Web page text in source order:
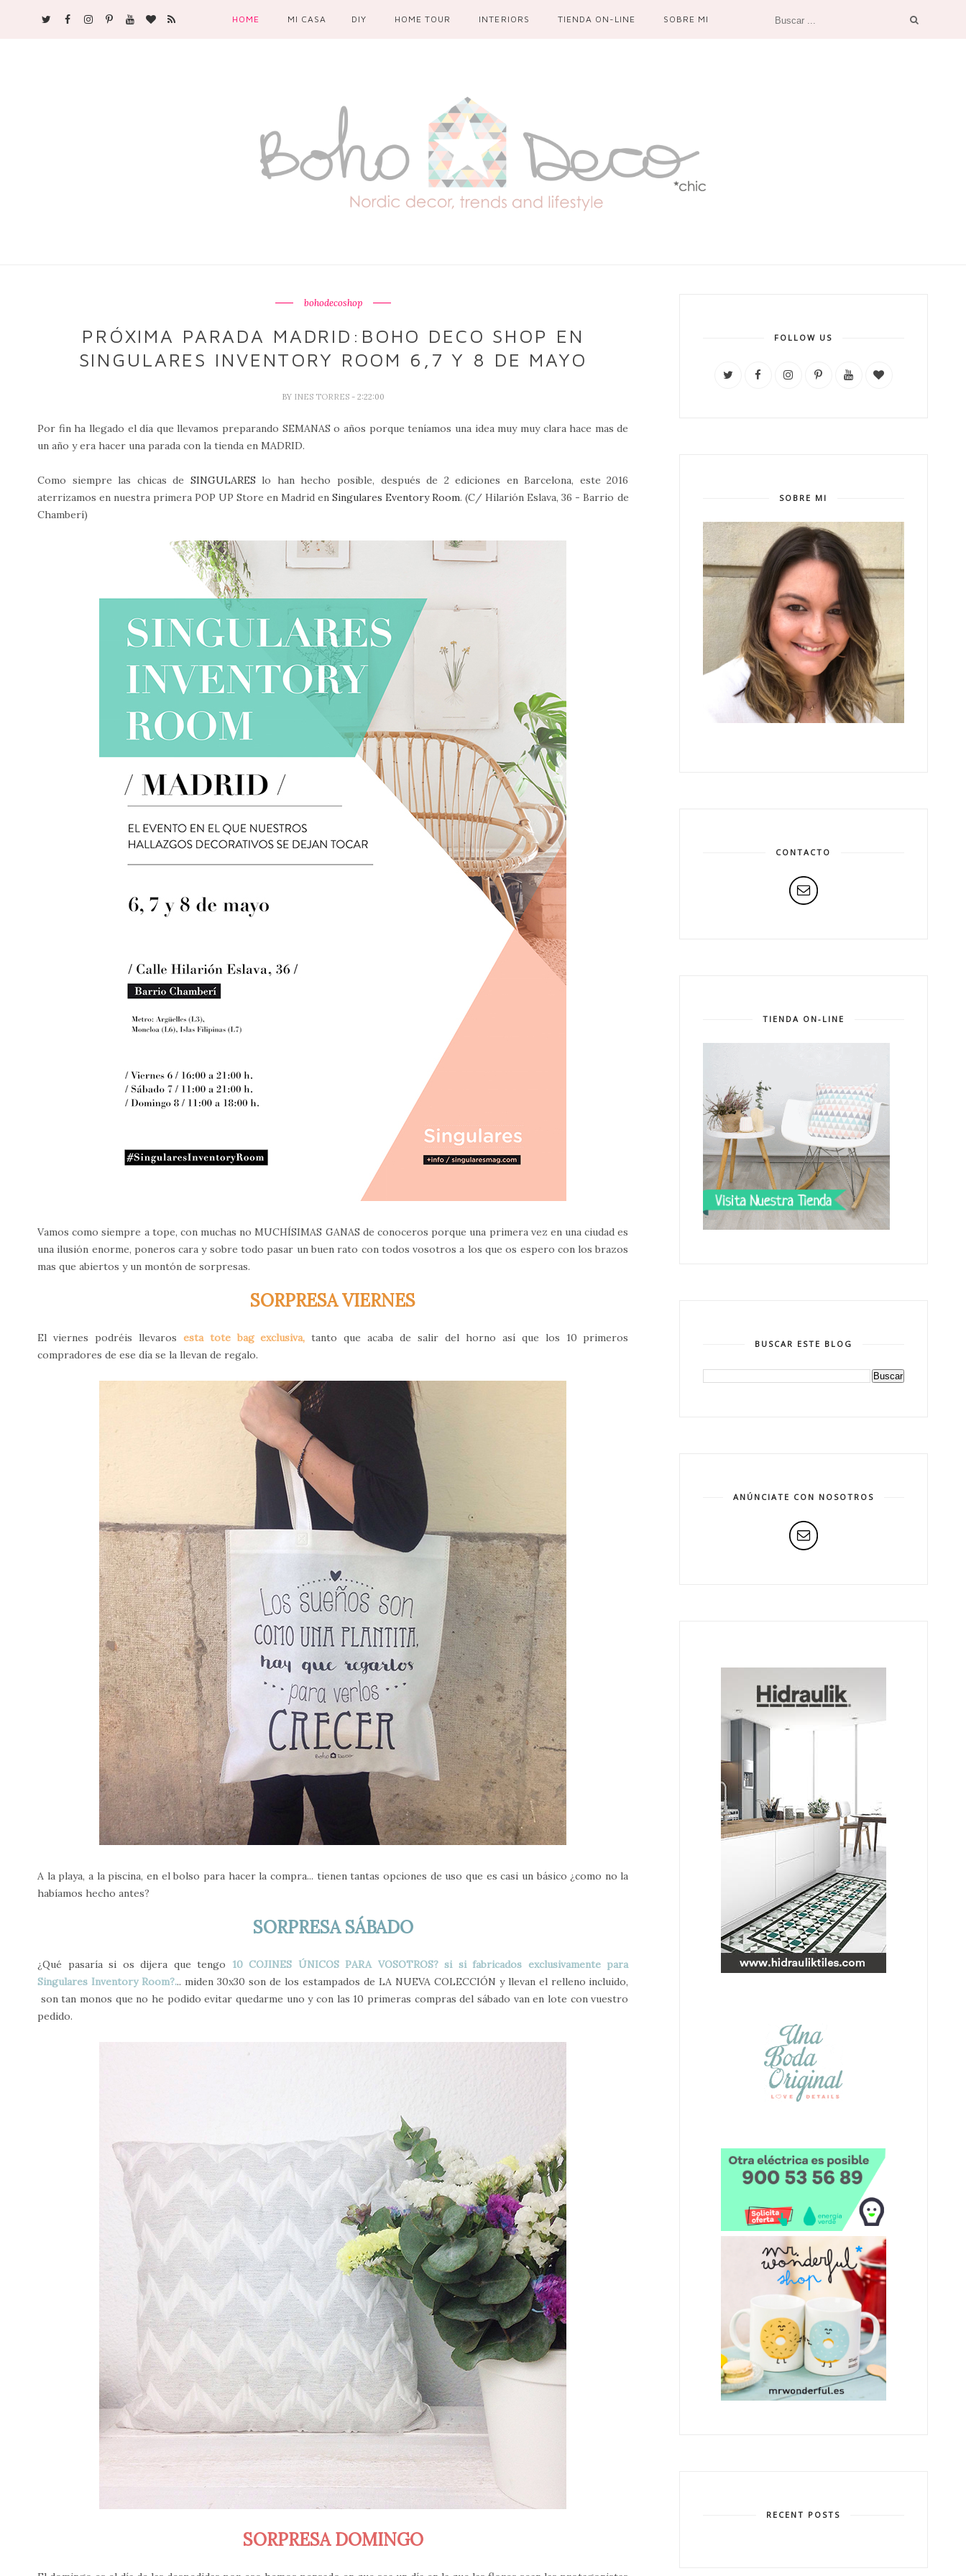
HOME MI CASA DIY HOME TOUR INTERIORS TIENDA ON-LINE SOBRE MI
bohodecoshop
PRÓXIMA PARADA MADRID:BOHO DECO SHOP EN
SINGULARES INVENTORY ROOM 6,7 Y 8 DE MAYO
BY INES TORRES - 2:22:00
Por fin ha llegado el día que llevamos preparando SEMANAS o años porque teníamos una idea muy muy clara hace mas de
un año y era hacer una parada con la tienda en MADRID.
Como siempre las chicas de SINGULARESlo han hecho posible, después de 2 ediciones en Barcelona, este 2016
aterrizamos en nuestra primera POP UP Store en Madrid enSingulares Eventory Room. (C/ Hilarión Eslava, 36 - Barrio de
Chamberí)
Vamos como siempre a tope, con muchas no MUCHÍSIMAS GANAS de conoceros porque una primera vez en una ciudad es
una ilusión enorme, poneros cara y sobre todo pasar un buen rato con todos vosotros a los que os espero con los brazos
mas que abiertos y un montón de sorpresas.
SORPRESA VIERNES
El viernes podréis llevaros esta tote bag exclusiva, tanto que acaba de salir del horno así que los 10 primeros
compradores de ese día se la llevan de regalo.
A la playa, a la piscina, en el bolso para hacer la compra... tienen tantas opciones de uso que es casi un básico ¿como no la
habíamos hecho antes?
SORPRESA SÁBADO
¿Qué pasaría si os dijera que tengo 10 COJINES ÚNICOS PARA VOSOTROS? si si fabricados exclusivamente para
Singulares Inventory Room?... miden 30x30 son de los estampados de LA NUEVA COLECCIÓN y llevan el relleno incluido,
son tan monos que no he podido evitar quedarme uno y con las 10 primeras compras del sábado van en lote con vuestro
pedido.
SORPRESA DOMINGO
FOLLOW US
SOBRE MI
CONTACTO
TIENDA ON-LINE
BUSCAR ESTE BLOG
ANÚNCIATE CON NOSOTROS
RECENT POSTS